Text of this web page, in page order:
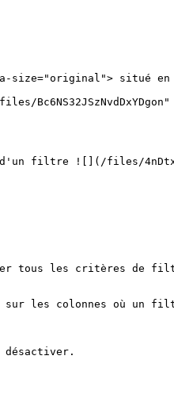
size="original"> situé
![](/files/
tous les critères
sur les colonnes où un